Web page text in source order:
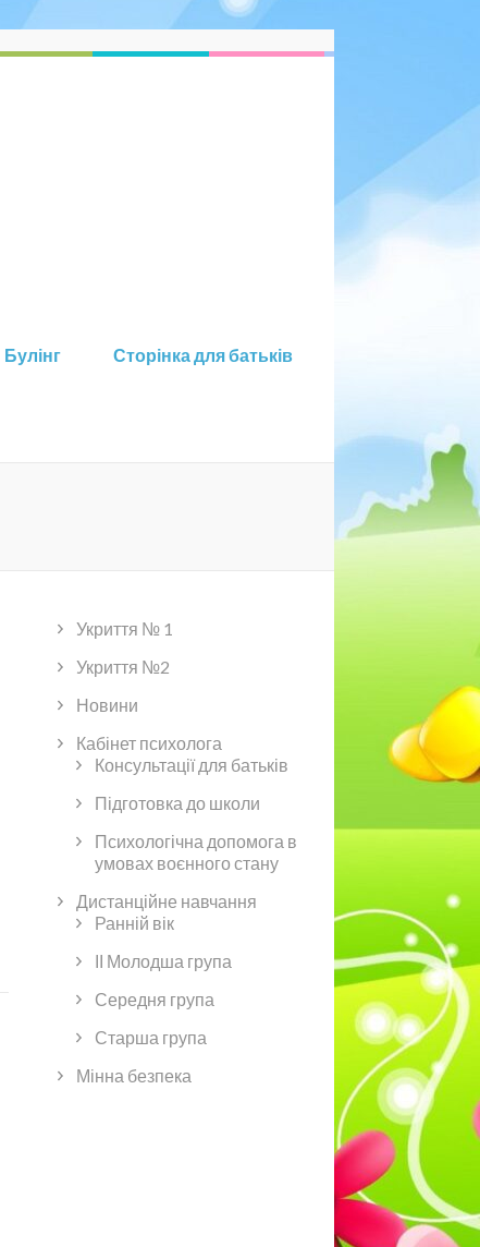
Булінг Сторінка для батьків
Укриття № 1
Укриття №2
Новини
Кабінет психолога
Консультації для батьків
Підготовка до школи
Психологічна допомога в
умовах воєнного стану
Дистанційне навчання
Ранній вік
ІІ Молодша група
Середня група
Старша група
Мінна безпека